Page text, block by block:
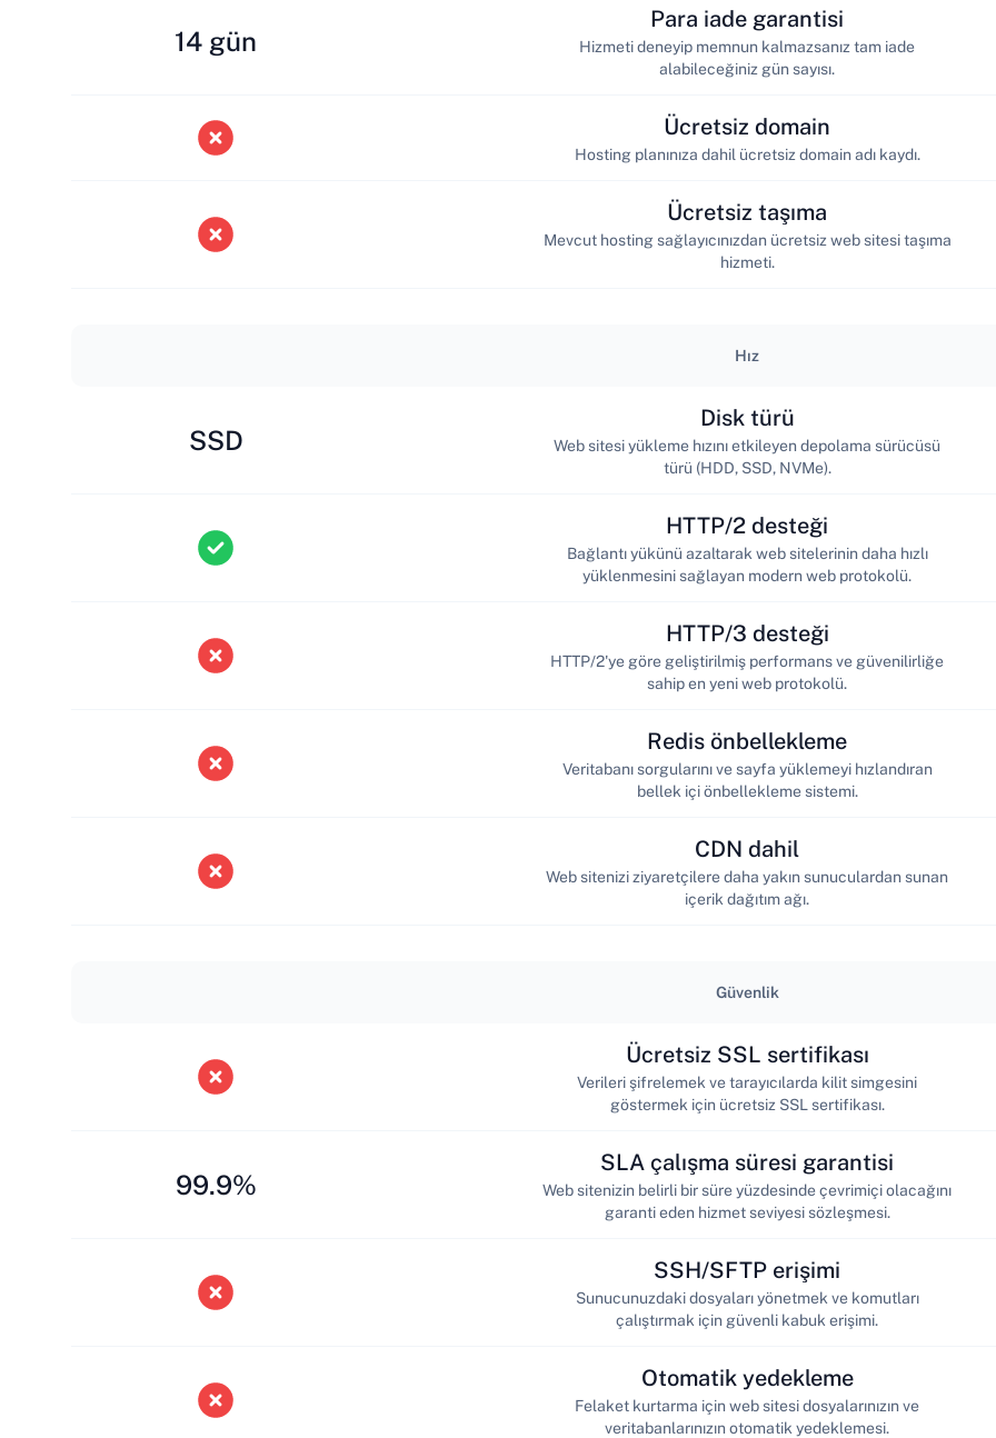
14 gün
Para iade garantisi
Hizmeti deneyip memnun kalmazsanız tam iade
alabileceğiniz gün sayısı.
Ücretsiz domain
Hosting planınıza dahil ücretsiz domain adı kaydı.
Ücretsiz taşıma
Mevcut hosting sağlayıcınızdan ücretsiz web sitesi taşıma
hizmeti.
Hız
SSD
Disk türü
Web sitesi yükleme hızını etkileyen depolama sürücüsü
türü (HDD, SSD, NVMe).
HTTP/2 desteği
Bağlantı yükünü azaltarak web sitelerinin daha hızlı
yüklenmesini sağlayan modern web protokolü.
HTTP/3 desteği
HTTP/2'ye göre geliştirilmiş performans ve güvenilirliğe
sahip en yeni web protokolü.
Redis önbellekleme
Veritabanı sorgularını ve sayfa yüklemeyi hızlandıran
bellek içi önbellekleme sistemi.
CDN dahil
Web sitenizi ziyaretçilere daha yakın sunuculardan sunan
içerik dağıtım ağı.
Güvenlik
Ücretsiz SSL sertifikası
Verileri şifrelemek ve tarayıcılarda kilit simgesini
göstermek için ücretsiz SSL sertifikası.
99.9%
SLA çalışma süresi garantisi
Web sitenizin belirli bir süre yüzdesinde çevrimiçi olacağını
garanti eden hizmet seviyesi sözleşmesi.
SSH/SFTP erişimi
Sunucunuzdaki dosyaları yönetmek ve komutları
çalıştırmak için güvenli kabuk erişimi.
Otomatik yedekleme
Felaket kurtarma için web sitesi dosyalarınızın ve
veritabanlarınızın otomatik yedeklemesi.